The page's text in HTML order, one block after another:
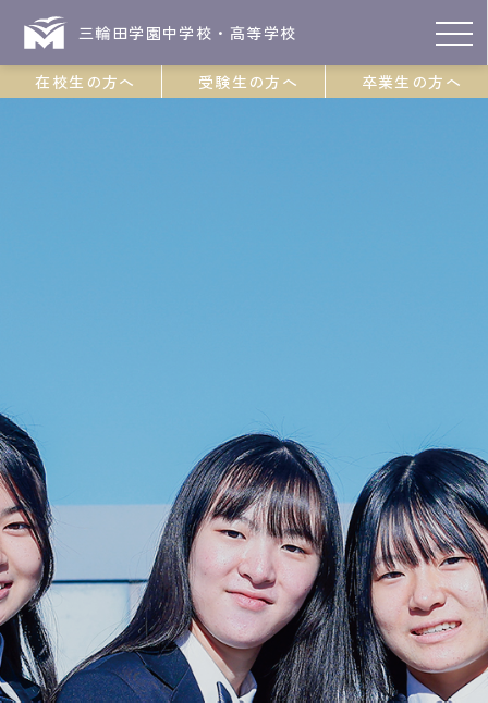
在校生の方へ 受験生の方へ 卒業生の方へ
三輪田学園中学校・高等学校